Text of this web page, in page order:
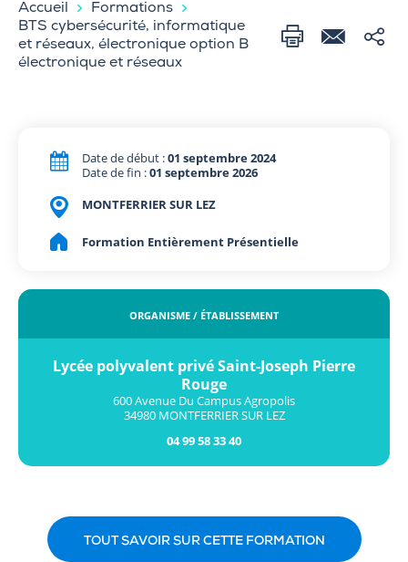
Accueil
Formations
BTS cybersécurité, informatique
et réseaux, électronique option B
électronique et réseaux
Date de début :01 septembre 2024
Date de fin :01 septembre 2026
MONTFERRIER SUR LEZ
Formation Entièrement Présentielle
ORGANISME / ÉTABLISSEMENT
Lycée polyvalent privé Saint-Joseph Pierre
Rouge
600 Avenue Du Campus Agropolis
34980 MONTFERRIER SUR LEZ
04 99 58 33 40
TOUT SAVOIR SUR CETTE FORMATION